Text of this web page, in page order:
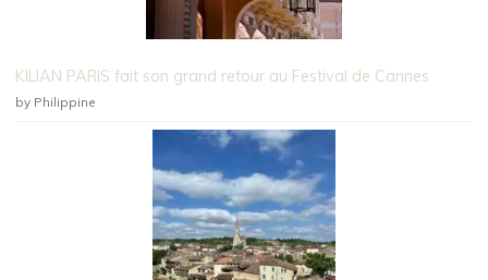
KILIAN PARIS fait son grand retour au Festival de Cannes
by Philippine